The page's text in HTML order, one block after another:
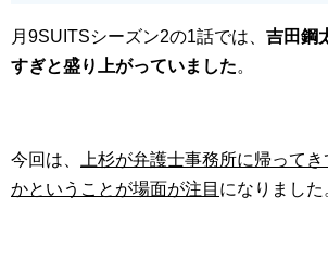
月9SUITSシーズン2の1話では、 吉田鋼
すぎと盛り上がっていました。
今回は、
上杉が弁護士事務所に帰って
かということが場面が注目 になりました